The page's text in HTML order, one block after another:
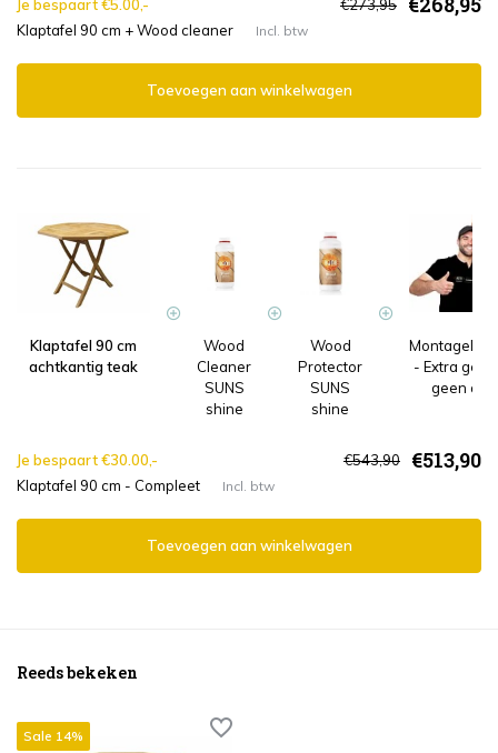
Je bespaart €5.00,- €273,95
Klaptafel 90 cm + Wood cleaner Incl. btw
Toevoegen aan winkelwagen
Klaptafel 90 cm
achtkantig teak
Wood
Cleaner
SUNS
shine
Wood
Protector
SUNS
shine
- Extra
geen
Je bespaart €30.00,- €543,90 €513,90
Klaptafel 90 cm - Compleet Incl. btw
Toevoegen aan winkelwagen
Reeds bekeken
Sale 14%